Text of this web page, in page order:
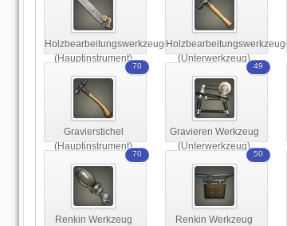
Holzbearbeitungswerkzeuge
(Hauptinstrument)
Holzbearbeitungswerkzeuge
(Unterwerkzeug)
Gravierstichel
(Hauptinstrument)
70
Gravieren Werkzeug
(Unterwerkzeug)
49
Renkin Werkzeug
70
Renkin Werkzeug
50